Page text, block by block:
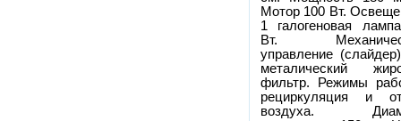
Мотор 100 Вт.
1 галогеновая
Вт.
управление
металический
фильтр. Режимы
рециркуляция и
воздуха.